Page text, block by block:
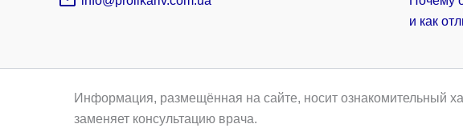
и как
Информация, размещённая на сайте, носит ознакомительный
заменяет консультацию врача.